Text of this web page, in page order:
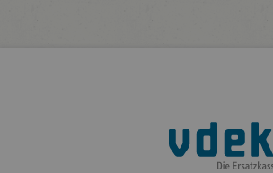
Fußleisten-
Navigation